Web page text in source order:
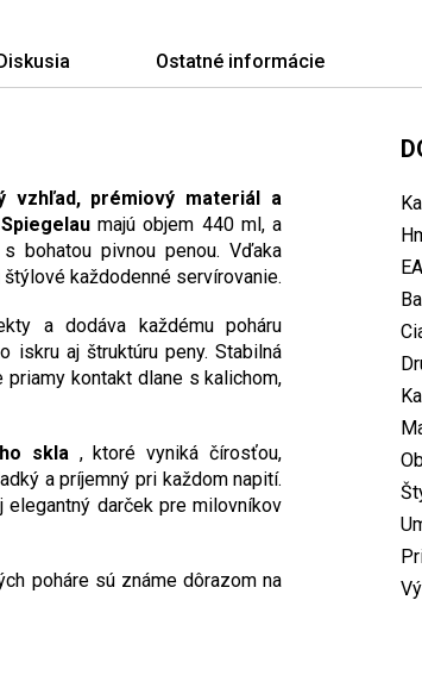
Ostatné informácie
vzhľad, prémiový materiál a
Spiegelaumajú objem 440 ml, a
bohatou pivnou penou. Vďaka
každodenné servírovanie.
a dodáva každému poháru
iskru aj štruktúru peny. Stabilná
kontakt dlane s kalichom,
skla, ktoré vyniká čírosťou,
a príjemný pri každom napití.
darček pre milovníkov
poháre sú známe dôrazom na